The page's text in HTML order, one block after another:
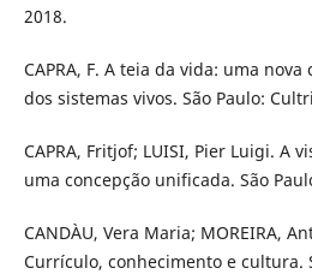
2018.
CAPRA, F. A teia da vida: uma
dos sistemas vivos. São Paulo:
CAPRA, Fritjof; LUISI, Pier Luigi. A
uma concepção unificada. São
CANDÀU, Vera Maria; MOREIRA,
Currículo, conhecimento e cultura.